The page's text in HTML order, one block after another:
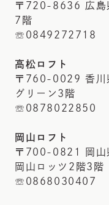
〒720-8636 広島
7階
☏0849272718
高松ロフト
〒760-0029 香川
グリーン3階
☏0878022850
岡山ロフト
〒700-0821 岡山
岡山ロッツ2階3階
☏0868030407